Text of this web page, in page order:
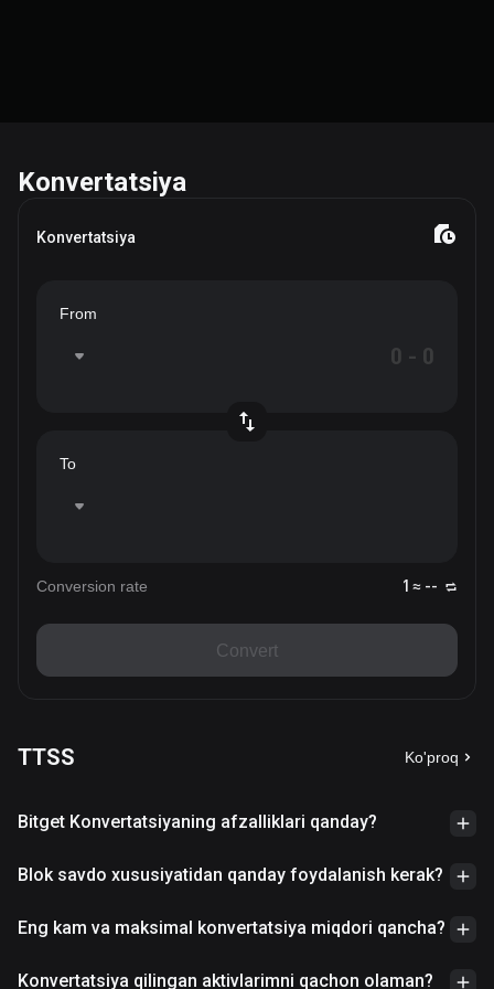
Konvertatsiya
Konvertatsiya
From
To
Conversion rate 1 ≈ --
Convert
TTSS Ko'proq
Bitget Konvertatsiyaning afzalliklari qanday?
Blok savdo xususiyatidan qanday foydalanish kerak?
Eng kam va maksimal konvertatsiya miqdori qancha?
Konvertatsiya qilingan aktivlarimni qachon olaman?